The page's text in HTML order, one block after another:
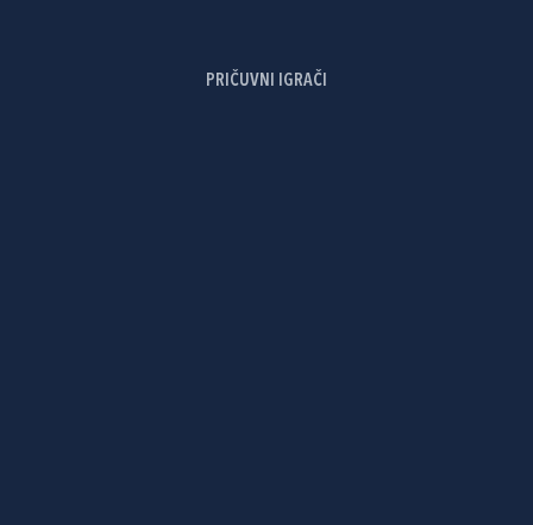
PRIČUVNI IGRAČI